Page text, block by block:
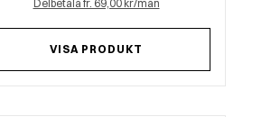
Delbetala fr. 69,00 kr/mån
VISA PRODUKT